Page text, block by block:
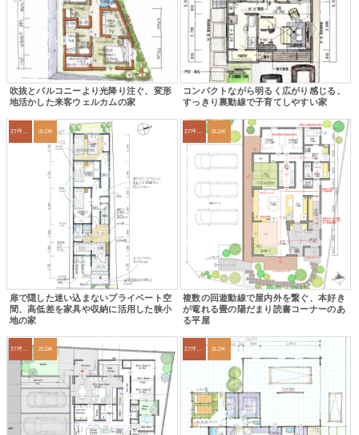
吹抜とバルコニーより光降り注ぐ、変形
地活かした来客ウェルカムの家
コンパクトながら明るく広がり感じる、
すっきり裏動線で子育てしやすい家
3LDK
扉で隠した迷い込まないプライベート空
間、高低差を家具や収納に活用した狭小
地の家
27坪〜30坪 2LDK
複数の回遊動線で屋内外を繋ぐ、本好き
が篭れる畳の陽だまり読書コーナーのあ
る平屋
2LDK 27坪〜30坪 2LDK